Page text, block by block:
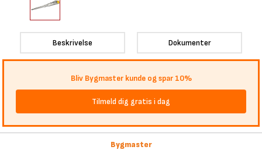
Beskrivelse Dokumenter
Bliv Bygmaster kunde og spar 10%
Tilmeld dig gratis i dag
Bygmaster